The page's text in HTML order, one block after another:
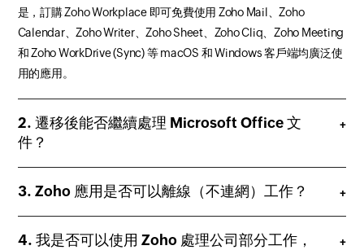
是，訂購 Zoho Workplace 即可免費使用 Zoho Mail、Zoho
Calendar、Zoho Writer、Zoho Sheet、Zoho Cliq、Zoho Meeting
和 Zoho WorkDrive (Sync) 等 macOS 和 Windows 客戶端均廣泛使
用的應用。
遷移後能否繼續處理 Microsoft Office 文
件？
Zoho 應用是否可以離線（不連網）工作？
我是否可以使用 Zoho 處理公司部分工作，